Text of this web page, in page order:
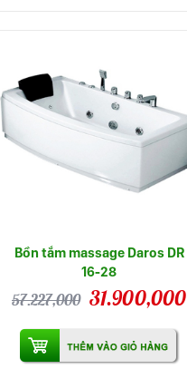
Bồn tắm massage Daros DR
16-28
57.227,000 31.900,000